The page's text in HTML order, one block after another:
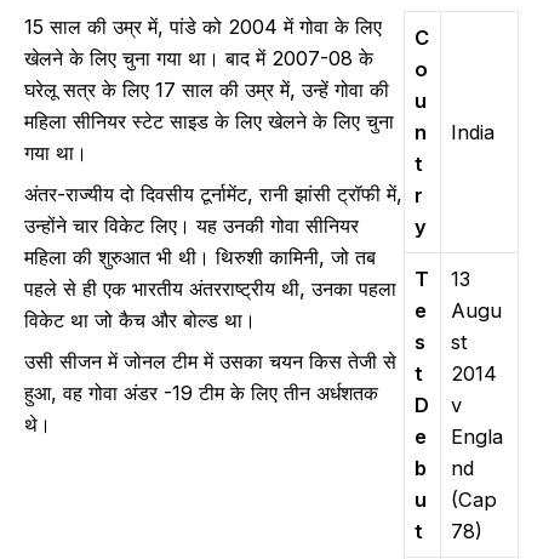
15 साल की उम्र में, पांडे को 2004 में गोवा के लिए
खेलने के लिए चुना गया था। बाद में 2007-08 के
घरेलू सत्र के लिए 17 साल की उम्र में, उन्हें गोवा की
महिला सीनियर स्टेट साइड के लिए खेलने के लिए चुना
गया था।
अंतर-राज्यीय दो दिवसीय टूर्नामेंट, रानी झांसी ट्रॉफी में,
उन्होंने चार विकेट लिए। यह उनकी गोवा सीनियर
महिला की शुरुआत भी थी। थिरुशी कामिनी, जो तब
पहले से ही एक भारतीय अंतरराष्ट्रीय थी, उनका पहला
विकेट था जो कैच और बोल्ड था।
उसी सीजन में जोनल टीम में उसका चयन किस तेजी से
हुआ, वह गोवा अंडर -19 टीम के लिए तीन अर्धशतक
थे।
C
o
u
n
t
r
y
India
T
e
s
t
D
e
b
u
t
13
Augu
st
2014
v
Engla
nd
(Cap
78)